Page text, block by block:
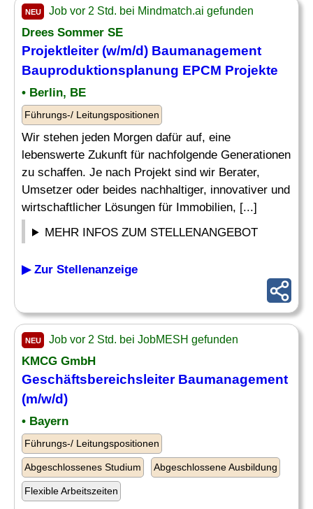
NEU Job vor 2 Std. bei Mindmatch.ai gefunden
Drees Sommer SE
Projektleiter (w/m/d) Baumanagement
Bauproduktionsplanung EPCM Projekte
• Berlin, BE
Führungs-/ Leitungspositionen
Wir stehen jeden Morgen dafür auf, eine
lebenswerte Zukunft für nachfolgende Generationen
zu schaffen. Je nach Projekt sind wir Berater,
Umsetzer oder beides nachhaltiger, innovativer und
wirtschaftlicher Lösungen für Immobilien, [...]
MEHR INFOS ZUM STELLENANGEBOT
▶ Zur Stellenanzeige
NEU Job vor 2 Std. bei JobMESH gefunden
KMCG GmbH
Geschäftsbereichsleiter Baumanagement
(m/w/d)
• Bayern
Führungs-/ Leitungspositionen
Abgeschlossenes Studium Abgeschlossene Ausbildung
Flexible Arbeitszeiten